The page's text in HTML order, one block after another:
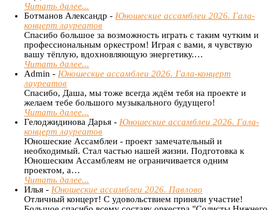
Читать далее...
Ботманов Александр - Юношеские ассамблеи 2026. Гала-
концерт лауреатов
Спасибо большое за возможность играть с таким чутким и
профессиональным оркестром! Играя с вами, я чувствую
вашу тёплую, вдохновляющую энергетику.…
Читать далее...
Admin - Юношеские ассамблеи 2026. Гала-концерт
лауреатов
Спасибо, Даша, мы тоже всегда ждём тебя на проекте и
желаем тебе большого музыкального будущего!
Читать далее...
Гелоджидинова Дарья - Юношеские ассамблеи 2026. Гала-
концерт лауреатов
Юношеские Ассамблеи - проект замечательный и
необходимый. Стал частью нашей жизни. Подготовка к
Юношеским Ассамблеям не ограничивается одним
проектом, а…
Читать далее...
Илья - Юношеские ассамблеи 2026. Павлово
Отличный концерт! С удовольствием приняли участие!